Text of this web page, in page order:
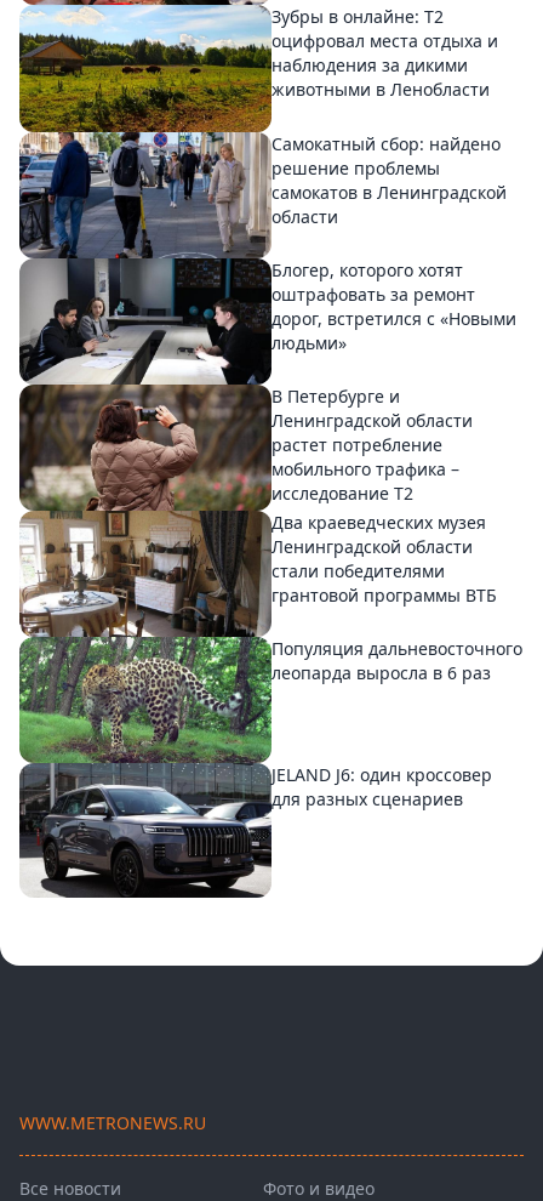
Зубры в онлайне: Т2
оцифровал места отдыха и
наблюдения за дикими
животными в Ленобласти
Самокатный сбор: найдено
решение проблемы
самокатов в Ленинградской
области
Блогер, которого хотят
оштрафовать за ремонт
дорог, встретился с «Новыми
людьми»
В Петербурге и
Ленинградской области
растет потребление
мобильного трафика –
исследование T2
Два краеведческих музея
Ленинградской области
стали победителями
грантовой программы ВТБ
Популяция дальневосточного
леопарда выросла в 6 раз
JELAND J6: один кроссовер
для разных сценариев
WWW.METRONEWS.RU
Все новости
Фото и видео